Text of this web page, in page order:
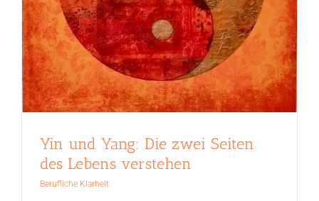
Yin und Yang: Die zwei Seiten
des Lebens verstehen
Berufliche Klarheit